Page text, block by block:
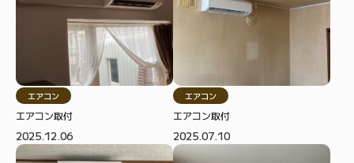
エアコン
エアコン取付
2025.12.06
エアコン
エアコン取付
2025.07.10